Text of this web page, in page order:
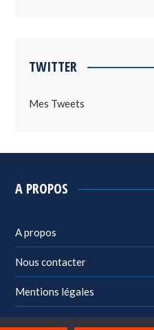
TWITTER
Mes Tweets
A PROPOS
A propos
Nous contacter
Mentions légales
Politique de confidentialité